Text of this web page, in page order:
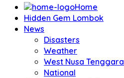
Home
Hidden Gem Lombok
News
Disasters
Weather
West Nusa Tenggara
National